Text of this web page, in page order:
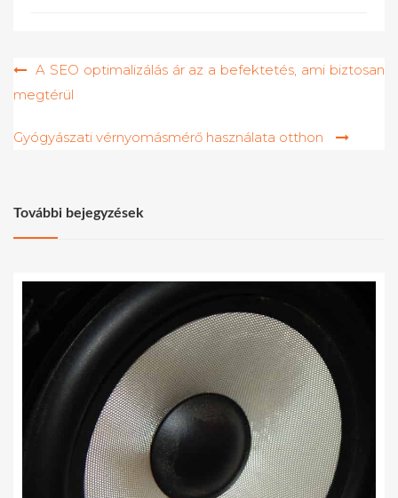
Bejegyzés
navigáció
A SEO optimalizálás ár az a befektetés, ami biztosan
megtérül
Gyógyászati vérnyomásmérő használata otthon
További bejegyzések